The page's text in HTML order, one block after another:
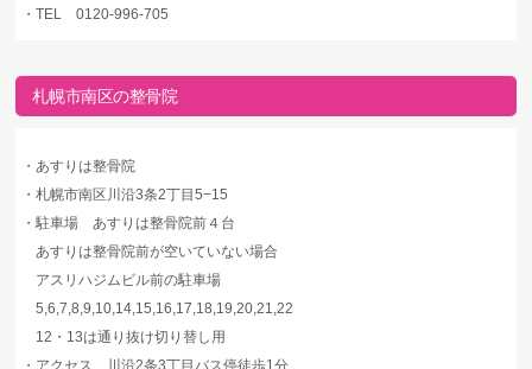
・TEL 0120-996-705
札幌市南区の整骨院
・あすりは整骨院
・札幌市南区川沿3条2丁目5−15
・駐車場 あすりは整骨院前４台
あすりは整骨院前が空いていない場合
アスリハジムビル前の駐車場
5,6,7,8,9,10,14,15,16,17,18,19,20,21,22
12・13は通り抜け切り替し用
・ アクセス 川沿2条3丁目バス停徒歩1分